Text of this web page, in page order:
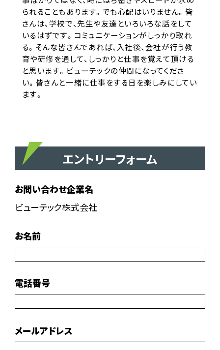
られることもあります。でも心配はいりません。皆
さんは、学校で、先生や友達といろいろな話をして
いるはずです。コミュニケーションがしっかり取れ
る。そんな皆さんであれば、入社後、会社が行う教
育や研修を通して、しっかりと仕事を覚えて頂ける
と思います。ビューテックの仲間になってくださ
い。皆さんと一緒に仕事をする日を楽しみにしてい
ます。
エントリーフォーム
お問い合わせ企業名
ビューテック株式会社
お名前
電話番号
メールアドレス